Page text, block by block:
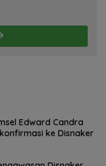
Edward Candra
ke Disnaker